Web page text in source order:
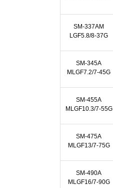
SM-337AM
LGF5.8/8-37G
SM-345A
MLGF7.2/7-45G
SM-455A
MLGF10.3/7-55G
SM-475A
MLGF13/7-75G
SM-490A
MLGF16/7-90G